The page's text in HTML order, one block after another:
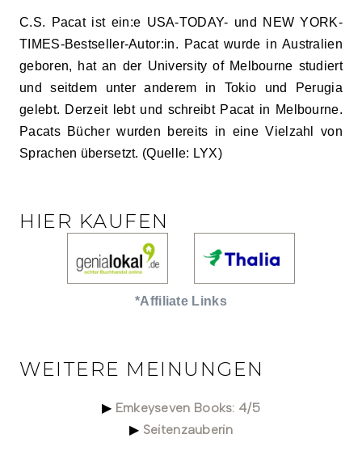
C.S. Pacat ist ein:e USA-TODAY- und NEW YORK-
TIMES-Bestseller-Autor:in. Pacat wurde in Australien
geboren, hat an der University of Melbourne studiert
und seitdem unter anderem in Tokio und Perugia
gelebt. Derzeit lebt und schreibt Pacat in Melbourne.
Pacats Bücher wurden bereits in eine Vielzahl von
Sprachen übersetzt. (Quelle: LYX)
HIER KAUFEN
*Affiliate Links
WEITERE MEINUNGEN
▶ Emkeyseven Books: 4/5
▶ Seitenzauberin